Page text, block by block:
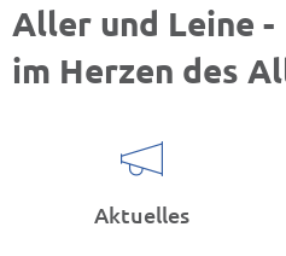
Hademstorf
Aller und Leine -
im Herzen des
Aktuelles